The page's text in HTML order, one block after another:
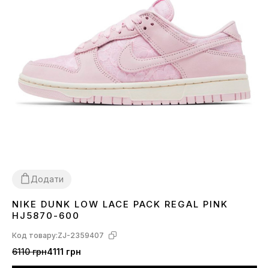
Додати
3637 383940 41
NIKE DUNK LOW LACE PACK REGAL PINK
HJ5870-600
Код товару:ZJ-2359407
6110 грн4111 грн